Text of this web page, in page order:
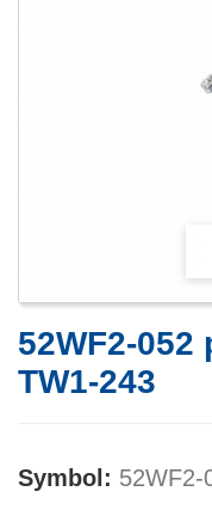
52WF2-
TW1-243
Symbol: 52WF2-